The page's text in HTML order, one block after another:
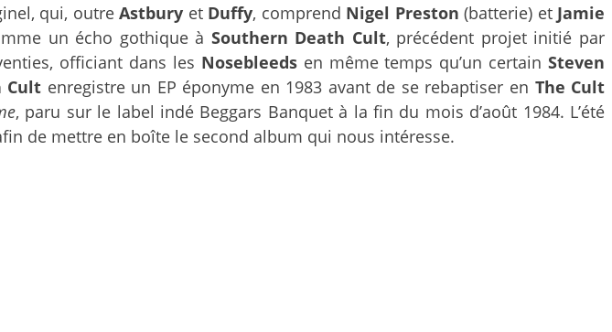
qui, outreAstbury et Duffy, comprend Nigel Preston (batterie) et Jamie
un écho gothique à Southern Death Cult, précédent projet initié par
officiant dans les Nosebleedsen même temps qu’un certainSteven
Cult enregistre un EP éponyme en 1983 avant de se rebaptiser en The Cult
, paru sur le label indé Beggars Banquet à la fin du mois d’août 1984. L’été
de mettre en boîte le second album qui nous intéresse.